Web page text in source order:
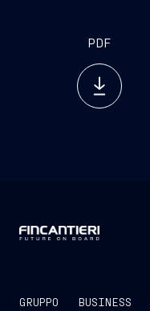
PDF
GRUPPO BUSINESS